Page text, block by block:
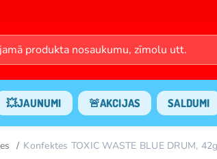
💥JAUNUMI 🚨AKCIJAS SALDUMI
Konfektes TOXIC WASTE BLUE DRUM, 42g